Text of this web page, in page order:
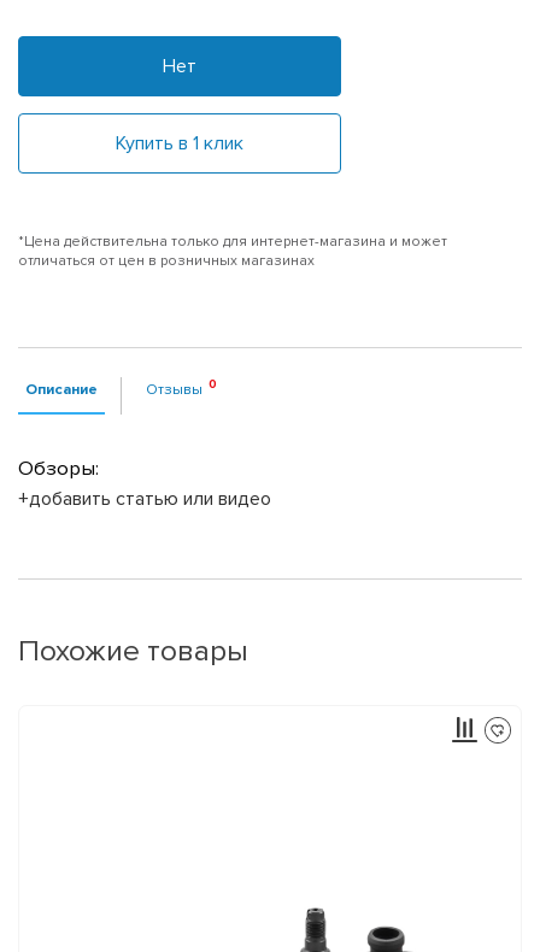
Нет
Купить в 1 клик
*Цена действительна только для интернет-магазина и может
отличаться от цен в розничных магазинах
Описание Отзывы
Обзоры:
+добавить статью или видео
Похожие товары